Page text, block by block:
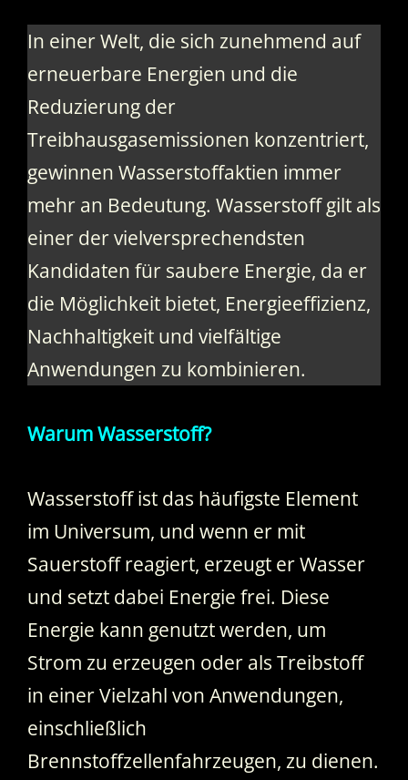
In einer Welt, die sich zunehmend auf
erneuerbare Energien und die
Reduzierung der
Treibhausgasemissionen konzentriert,
gewinnen Wasserstoffaktien immer
mehr an Bedeutung. Wasserstoff gilt als
einer der vielversprechendsten
Kandidaten für saubere Energie, da er
die Möglichkeit bietet, Energieeffizienz,
Nachhaltigkeit und vielfältige
Anwendungen zu kombinieren.
Warum Wasserstoff?
Wasserstoff ist das häufigste Element
im Universum, und wenn er mit
Sauerstoff reagiert, erzeugt er Wasser
und setzt dabei Energie frei. Diese
Energie kann genutzt werden, um
Strom zu erzeugen oder als Treibstoff
in einer Vielzahl von Anwendungen,
einschließlich
Brennstoffzellenfahrzeugen, zu dienen.